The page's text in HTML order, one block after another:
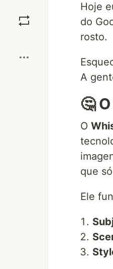
Hoje
do
rosto.
A
🤔
O
que
Ele